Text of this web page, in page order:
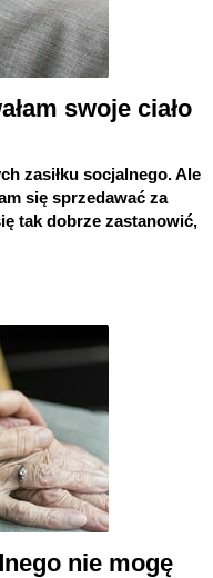
swoje ciało
zasiłku socjalnego. Ale
się sprzedawać za
tak dobrze zastanowić,
nie mogę